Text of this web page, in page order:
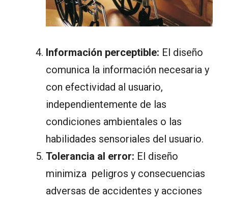
Información perceptible: El diseño
comunica la información necesaria y
con efectividad al usuario,
independientemente de las
condiciones ambientales o las
habilidades sensoriales del usuario.
Tolerancia al error: El diseño
minimiza peligros y consecuencias
adversas de accidentes y acciones